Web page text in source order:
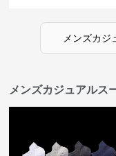
メンズカジ
メンズカジュアルス